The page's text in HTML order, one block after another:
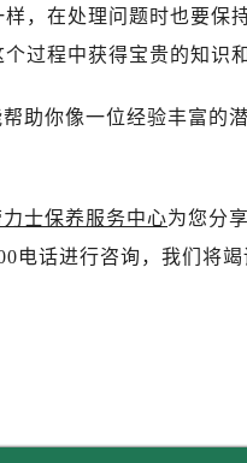
辽源市龙山区人民大街劳
梅河口市新华街道梅河大
松原市宁江区五环大街劳
鞍山市铁东区站前街劳力
本溪市平山区胜利路劳力
省抚顺市新抚区东一路劳力
省阜新市海州区解放大街劳
，在处理问题时也要保
过程中获得宝贵的知识
助你像一位经验丰富的
士保养服务中心为您分
电话进行咨询，我们将竭